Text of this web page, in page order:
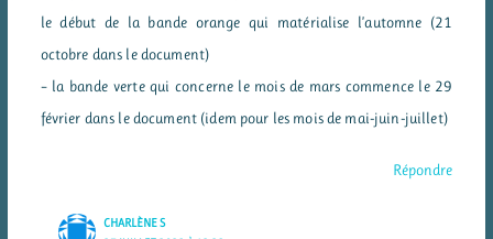
le début de la bande orange qui matérialise l’automne (21
octobre dans le document)
– la bande verte qui concerne le mois de mars commence le 29
février dans le document (idem pour les mois de mai-juin-juillet)
Répondre
CHARLÈNE S